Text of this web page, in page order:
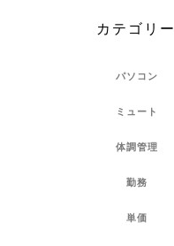
カテゴリー
パソコン
ミュート
体調管理
勤務
単価